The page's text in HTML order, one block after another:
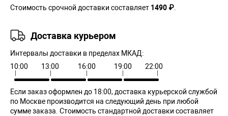
Стоимость срочной доставки составляет 1490 ₽
Доставка курьером
Интервалы доставки в пределах МКАД:
10:00
13:00 16:00 19:00 22:00
Если заказ оформлен до 18:00, доставка курьерской службой
по Москве производится на следующий день при любой
сумме заказа. Cтоимость стандартной доставки составляет